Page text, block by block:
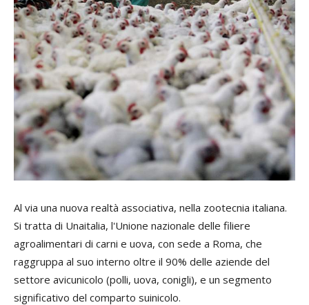
Al via una nuova realtà associativa, nella zootecnia italiana.
Si tratta di Unaitalia, l'Unione nazionale delle filiere
agroalimentari di carni e uova, con sede a Roma, che
raggruppa al suo interno oltre il 90% delle aziende del
settore avicunicolo (polli, uova, conigli), e un segmento
significativo del comparto suinicolo.